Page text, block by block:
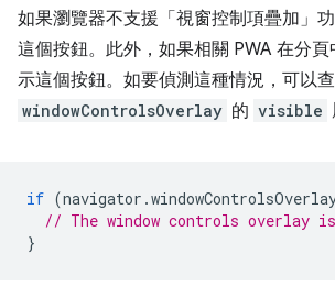
如果瀏覽器不支援「視窗控制項疊加」
這個按鈕。此外，如果相關 PWA 在分
示這個按鈕。如要偵測這種情況，可以
windowControlsOverlay 的 visible
if (navigator .
// The window controls
}